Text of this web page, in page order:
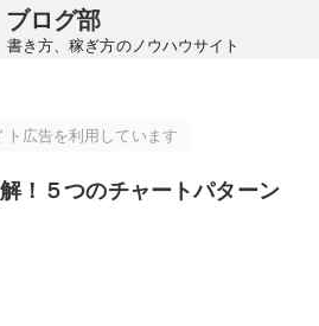
ブログ部
き方、稼ぎ方のノウハウサイト
広告を利用しています
！５つのチャートパターン